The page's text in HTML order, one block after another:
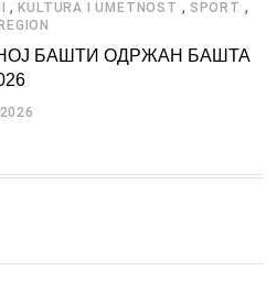
,KULTURA I UMETNOST , SPORT ,
БАШТИ ОДРЖАН БАШТА